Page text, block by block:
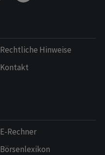
Rechtliche Hinweise
Kontakt
E-Rechner
Börsenlexikon